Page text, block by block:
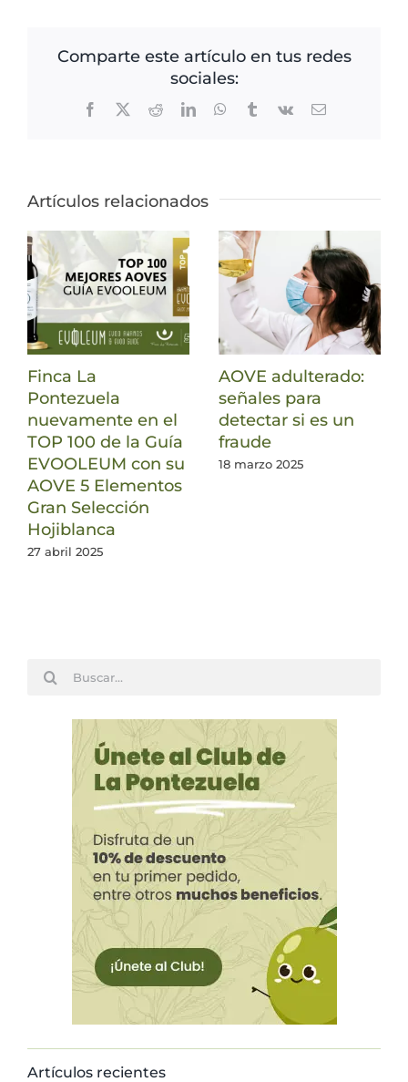
Comparte este artículo en tus redes
sociales:
Facebook
X RedditLinkedInWhatsApp
TumblrVk
Correo
Artículos relacionados
Finca La
Pontezuela
nuevamente en el
TOP 100 de la Guía
EVOOLEUM con su
AOVE 5 Elementos
Gran Selección
Hojiblanca
27 abril 2025
AOVE adulterado:
señales para
detectar si es un
fraude
18 marzo 2025
Buscar:
Artículos recientes